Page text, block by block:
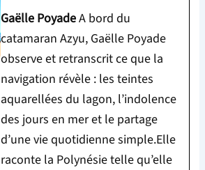
Gaëlle PoyadeA bord du
catamaran Azyu, Gaëlle Poyade
observe et retranscrit ce que la
navigation révèle : les teintes
aquarellées du lagon, l’indolence
des jours en mer et le partage
d’une vie quotidienne simple.Elle
raconte la Polynésie telle qu’elle